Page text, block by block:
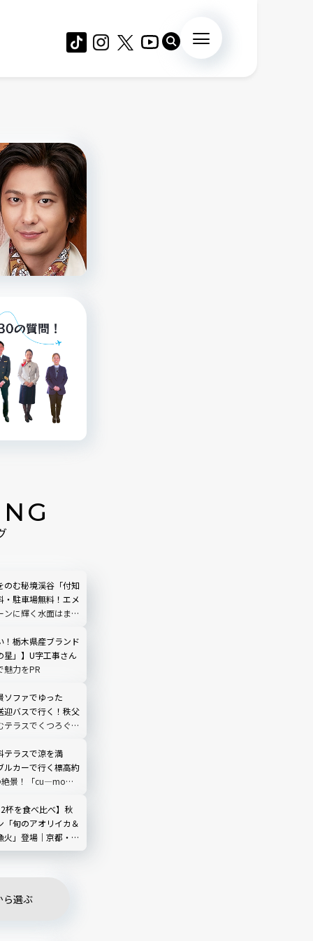
のむ秘境渓谷「付知
・駐車場無料！エメ
ンに輝く水面はまる
！栃木県産ブランド
星」】U字工事さん
魅力をPR
ソファでゆった
迎バスで行く！秩父
テラスでくつろぐ
玉県
テラスで涼を満
ルカーで行く標高約
景！「cu―mo箱
杯を食べ比べ】秋
「旬のアオリイカ＆
火」登場｜京都・夕
舟
ら選ぶ